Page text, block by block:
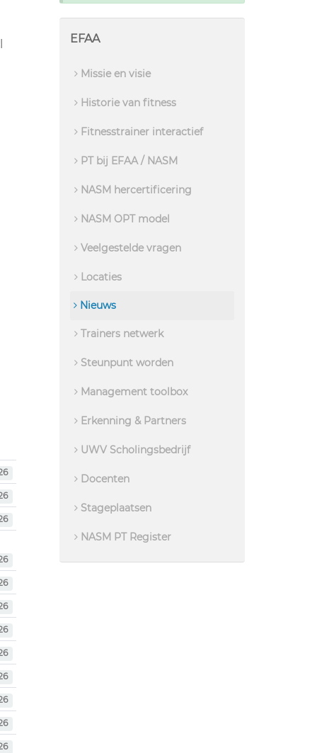
EFAA
Missie en visie
Historie van fitness
Fitnesstrainer interactief
PT bij EFAA / NASM
NASM hercertificering
NASM OPT model
Veelgestelde vragen
Locaties
Nieuws
Trainers netwerk
Steunpunt worden
Management toolbox
Erkenning & Partners
UWV Scholingsbedrijf
Docenten
Stageplaatsen
NASM PT Register